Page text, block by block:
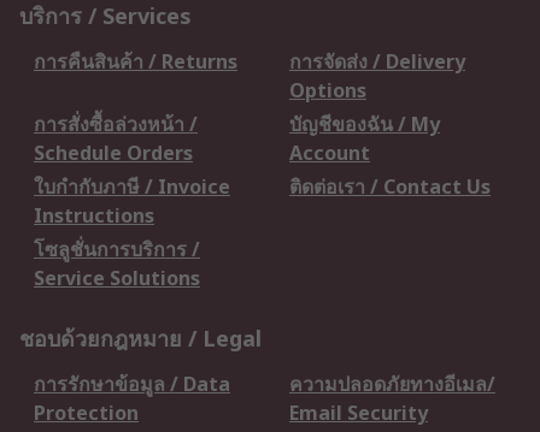
บริการ / Services
การคืนสินค้า / Returns
การจัดส่ง / Delivery
Options
การสั่งซื้อล่วงหน้า /
Schedule Orders
บัญชีของฉัน / My
Account
ใบกำกับภาษี / Invoice
Instructions
ติดต่อเรา / Contact Us
โซลูชั่นการบริการ /
Service Solutions
ชอบด้วยกฎหมาย / Legal
การรักษาข้อมูล / Data
Protection
ความปลอดภัยทางอีเมล/
Email Security